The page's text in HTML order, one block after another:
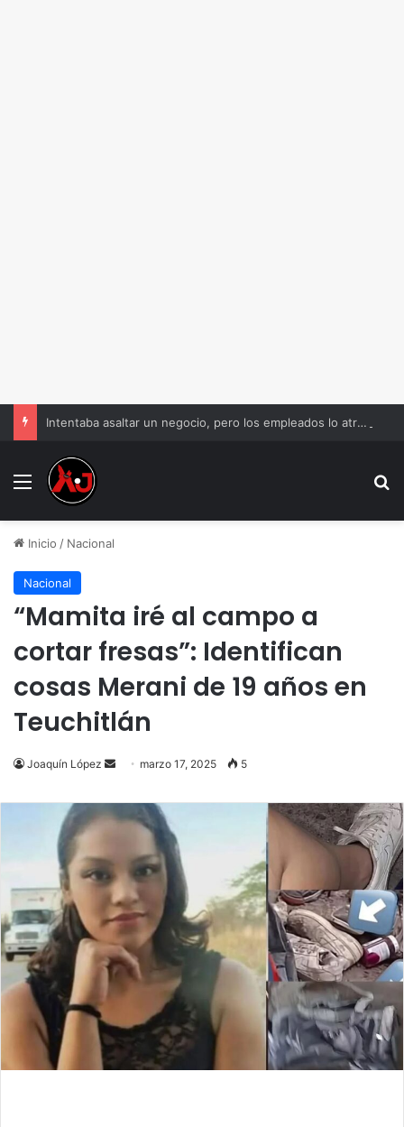
Intentaba asaltar un negocio, pero los empleados lo atraparon en Juárez
Menu
Inicio / Nacional
Nacional
“Mamita iré al campo a
cortar fresas”: Identifican
cosas Merani de 19 años en
Teuchitlán
Joaquín López
Send
email
marzo 17, 2025 5